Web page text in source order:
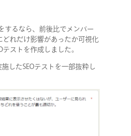
するなら、前後比でメンバー
どれだけ影響があったか可視化
テストを作成しました。
したSEOテストを一部抜粋し